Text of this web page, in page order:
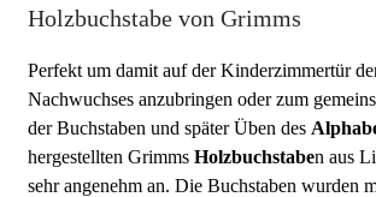
Holzbuchstabe von Grimms
Perfekt um damit auf der Kinderzimmertür
Nachwuchses anzubringen oder zum
der Buchstaben und später Üben des
hergestellten Grimms Holzbuchstaben aus
sehr angenehm an. Die Buchstaben wurden